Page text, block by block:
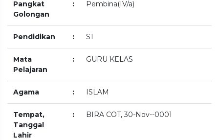
Pangkat
Golongan
: Pembina(IV/a)
Pendidikan : S1
Mata
Pelajaran
: GURU KELAS
Agama : ISLAM
Tempat,
Tanggal
Lahir
: BIRA COT, 30-Nov--0001